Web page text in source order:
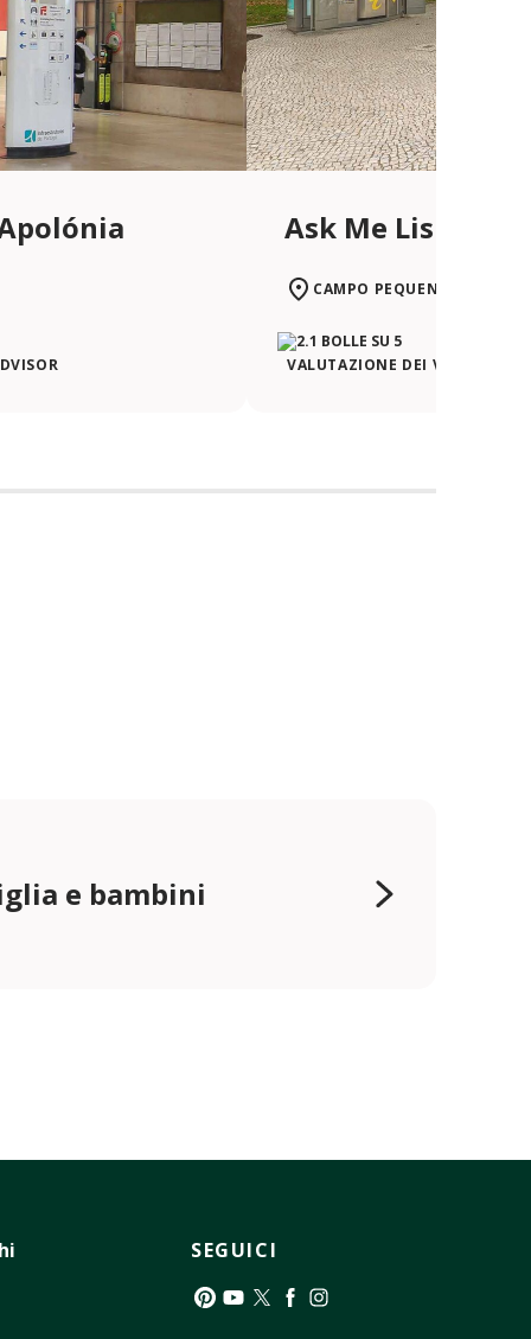
Ask Me Lisboa |
CAMPO PEQUENO | LISBOA
VALUTAZIONE DEI
e bambini
SEGUICI